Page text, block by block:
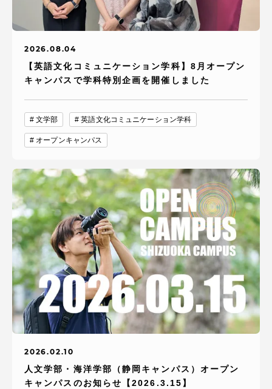
2026.08.04
【英語文化コミュニケーション学科】8月オープン
キャンパスで学科特別企画を開催しました
文学部 英語文化コミュニケーション学科
オープンキャンパス
2026.02.10
人文学部・海洋学部（静岡キャンパス）オープン
キャンパスのお知らせ【2026.3.15】